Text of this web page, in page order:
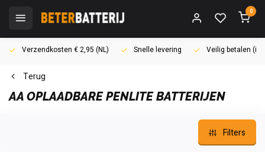
0
Verzendkosten € 2,95 (NL) Snelle levering Veilig betalen
Terug
AA OPLAADBARE PENLITE BATTERIJEN
Filters